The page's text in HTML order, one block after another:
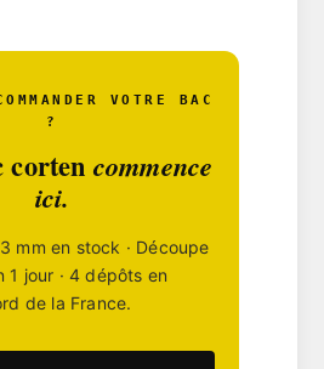
VOTRE BAC
?
corten commence
ici.
mm en stock · Découpe
1 jour · 4 dépôts en
de la France.